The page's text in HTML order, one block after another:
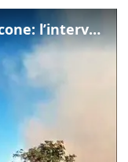
Incendio tra Duino e Monfalcone: l’intervento dei vigili del fuoco